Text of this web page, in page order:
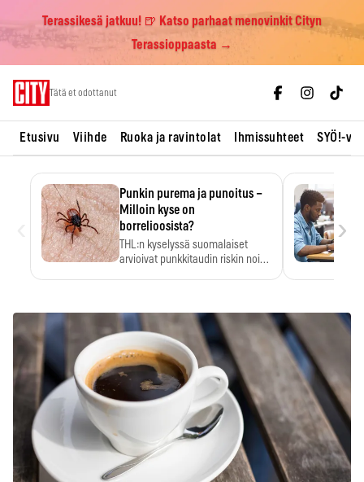
Terassikesä jatkuu! 🍺 Katso parhaat menovinkit Cityn
Terassioppaasta →
Tätä et odottanut
Etusivu Viihde Ruoka ja ravintolat Ihmissuhteet SYÖ!-
Punkin purema ja punoitus –
Milloin kyse on
borrelioosista?
THL:n kyselyssä suomalaiset
arvioivat punkkitaudin riskin noin
›